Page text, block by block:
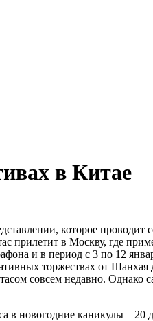
в Китае
которое
прилетит в Москву, где
и в период с 3 по 12
торжествах от
совсем недавно.
в новогодние каникулы –